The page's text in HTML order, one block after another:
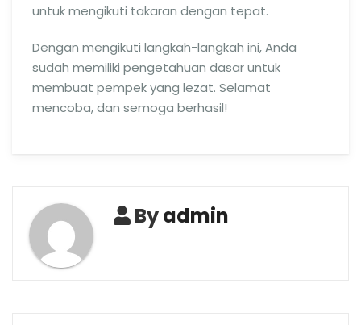
untuk mengikuti takaran dengan tepat.
Dengan mengikuti langkah-langkah ini, Anda
sudah memiliki pengetahuan dasar untuk
membuat pempek yang lezat. Selamat
mencoba, dan semoga berhasil!
Byadmin